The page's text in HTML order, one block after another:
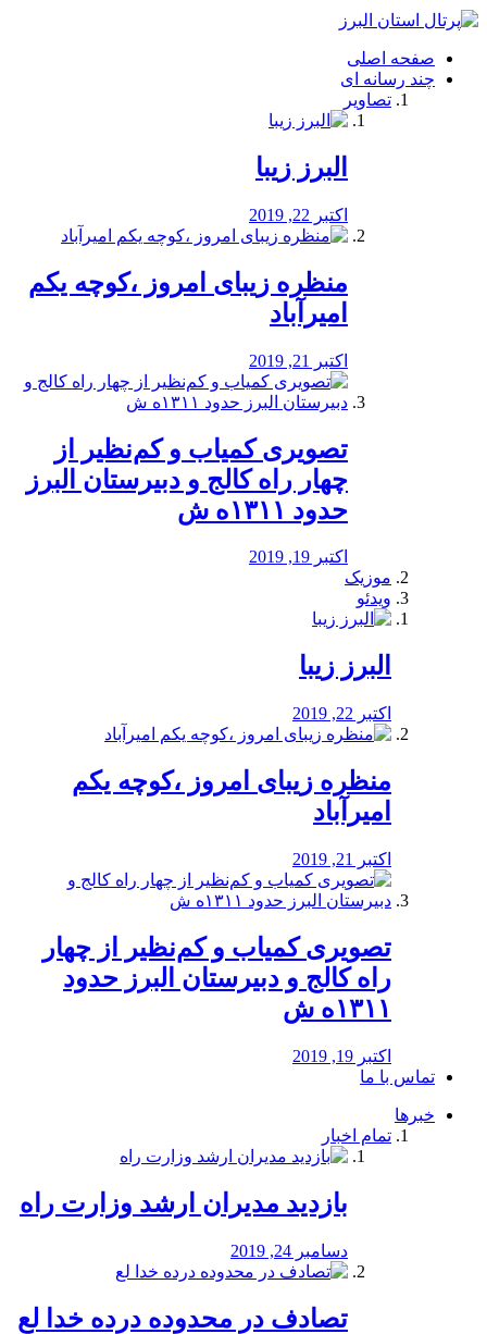
فصد
شرق
تهران
خشکشویی
صفحه اصلی
چند رسانه ای
تصاویر
البرز زیبا
اکتبر 22, 2019
منظره‌‌ زیبای امروز ،کوچه یکم
امیرآباد
اکتبر 21, 2019
️تصویری کمیاب و کم‌نظیر از
چهار راه كالج و دبيرستان البرز
حدود ۱۳۱۱ه ش
اکتبر 19, 2019
موزیک
ویدئو
البرز زیبا
اکتبر 22, 2019
منظره‌‌ زیبای امروز ،کوچه یکم
امیرآباد
اکتبر 21, 2019
️تصویری کمیاب و کم‌نظیر از چهار
راه كالج و دبيرستان البرز حدود
۱۳۱۱ه ش
اکتبر 19, 2019
تماس با ما
خبرها
تمام اخبار
بازدید مدیران ارشد وزارت راه
دسامبر 24, 2019
تصادف در محدوده درده خدا لع